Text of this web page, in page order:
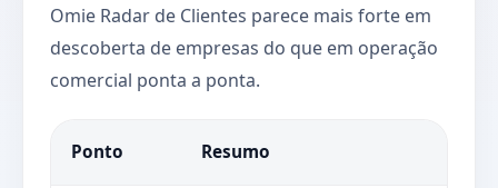
Omie Radar de Clientes parece mais forte em
descoberta de empresas do que em operação
comercial ponta a ponta.
Ponto Resumo